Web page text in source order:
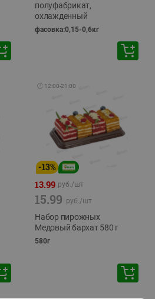
полуфабрикат,
охлажденный
фасовка:0,15-0,6кг
🕘 12:00-21:00
-13%
13.99 руб./шт
15.99 руб./шт
Набор пирожных
Медовый бархат 580 г
580г